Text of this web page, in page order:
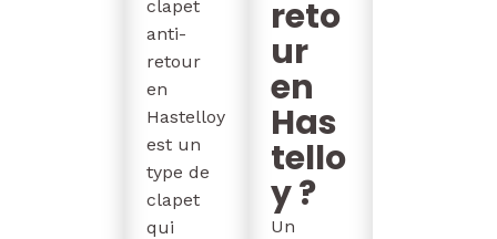
clapet
anti-
retour
en
Hastelloy
est un
type de
clapet
qui
reto
ur
en
Has
tello
y ?
Un